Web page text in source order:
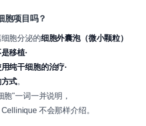
胞项目吗？
胞分泌的细胞外囊泡（微小颗粒）
移植·
纯干细胞的治疗·
式。
"一词一并说明，
不会那样介绍。